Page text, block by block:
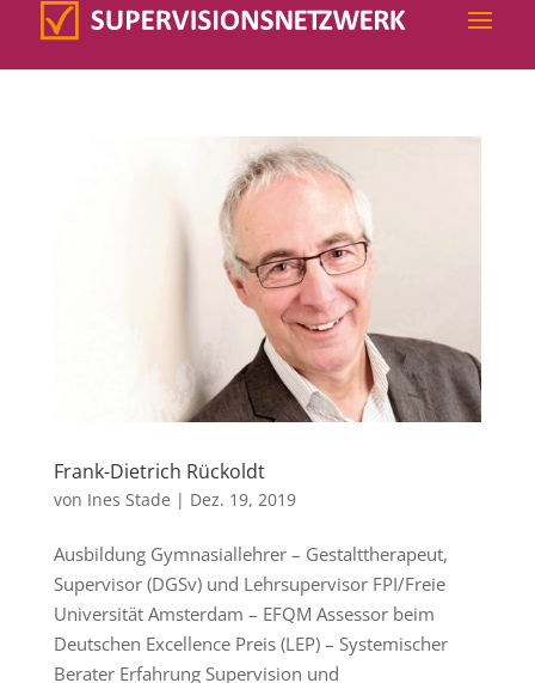
Frank-Dietrich Rückoldt
von Ines Stade | Dez. 19, 2019
Ausbildung Gymnasiallehrer – Gestalttherapeut,
Supervisor (DGSv) und Lehrsupervisor FPI/Freie
Universität Amsterdam – EFQM Assessor beim
Deutschen Excellence Preis (LEP) – Systemischer
Berater Erfahrung Supervision und